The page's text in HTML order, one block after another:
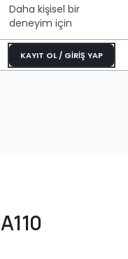
Daha kişisel bir
deneyim için
KAYIT OL / GİRİŞ YAP